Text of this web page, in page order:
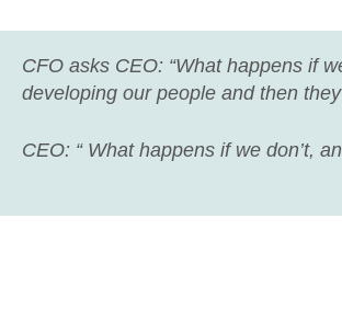
CFO asks CEO: “What happens if
developing our people and then
CEO: “ What happens if we don’t,